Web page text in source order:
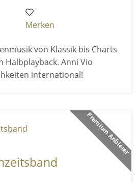
Merken
von Klassik bis Charts
Halbplayback. Anni Vio
international!
Premium Anbieter